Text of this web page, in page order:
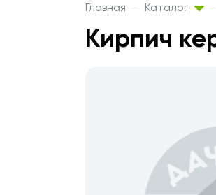
Главная Каталог
Кирпич